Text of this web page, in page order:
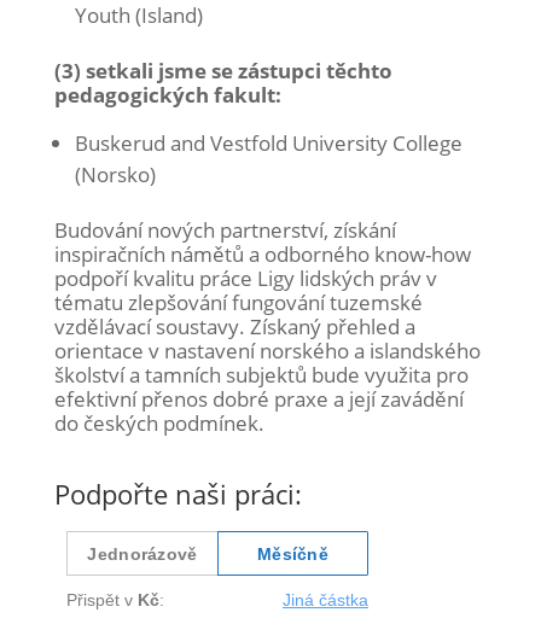
Youth (Island)
(3) setkali jsme se zástupci těchto
pedagogických fakult:
Buskerud and Vestfold University College
(Norsko)
Budování nových partnerství, získání
inspiračních námětů a odborného know-how
podpoří kvalitu práce Ligy lidských práv v
tématu zlepšování fungování tuzemské
vzdělávací soustavy. Získaný přehled a
orientace v nastavení norského a islandského
školství a tamních subjektů bude využita pro
efektivní přenos dobré praxe a její zavádění
do českých podmínek.
Podpořte naši práci: